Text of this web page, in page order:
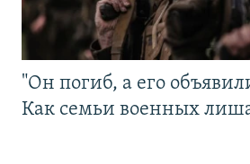
"Он погиб, а его
Как семьи военных